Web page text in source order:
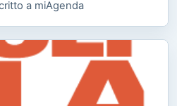
a miAgenda